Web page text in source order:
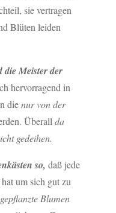
sie vertragen
Blüten leiden
die Meister der
hervorragend in
dienur von der
Überall da
gedeihen.
so, daß jede
um sich gut zu
Blumen